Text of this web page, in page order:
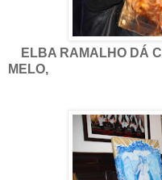
ELBA RAMALHO DÁ
MELO,